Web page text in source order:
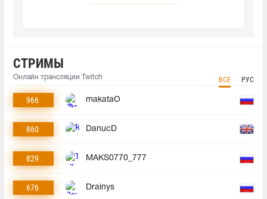
СТРИМЫ
Онлайн трансляции Twitch ВСЕ РУС
966 makataO
860 DanucD
829 MAKS0770_777
676 Drainys